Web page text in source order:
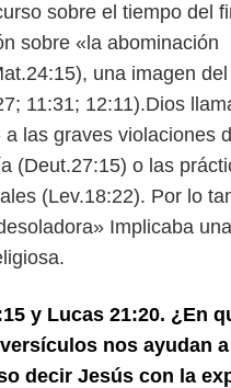
sobre el tiempo del
sobre «la abominación
una imagen
11:31; 12:11).Dios
las graves violaciones
(Deut.27:15) o las
(Lev.18:22). Por lo
Implicaba
y Lucas 21:20. ¿En
nos ayudan
decir Jesús con la